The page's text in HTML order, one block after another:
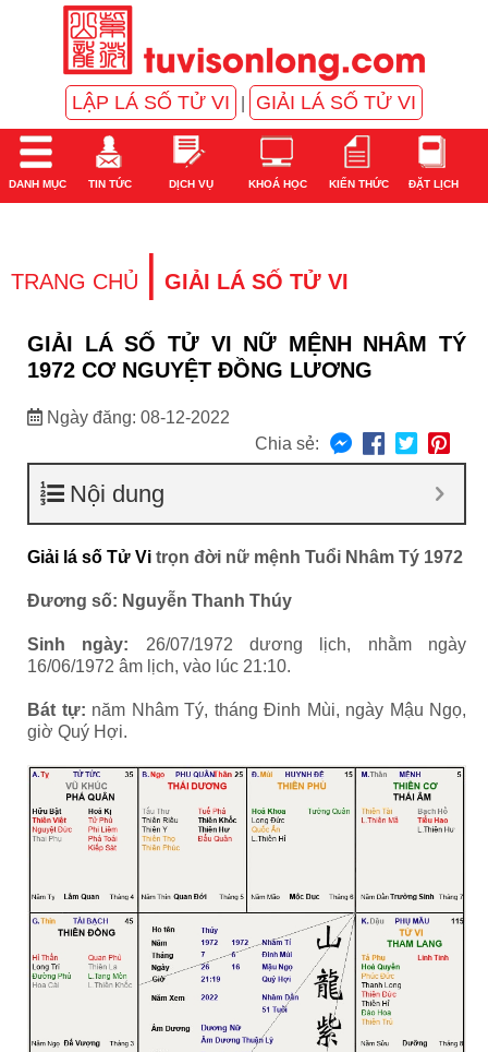
LẬP LÁ SỐ TỬ VI GIẢI LÁ SỐ TỬ VI
DANH MỤC TIN TỨC DỊCH VỤ KHOÁ HỌC KIẾN THỨC ĐẶT LỊCH
TRANG CHỦ | GIẢI LÁ SỐ TỬ VI
GIẢI LÁ SỐ TỬ VI NỮ MỆNH NHÂM TÝ
1972 CƠ NGUYỆT ĐỒNG LƯƠNG
Ngày đăng: 08-12-2022
Chia sẻ:
Nội dung
Giải lá số Tử Vi trọn đời nữ mệnh Tuổi Nhâm Tý 1972
Đương số: Nguyễn Thanh Thúy
Sinh ngày: 26/07/1972 dương lịch, nhằm ngày
16/06/1972 âm lịch, vào lúc 21:10.
Bát tự: năm Nhâm Tý, tháng Đinh Mùi, ngày Mậu Ngọ,
giờ Quý Hợi.